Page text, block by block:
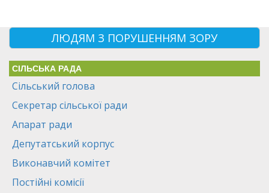
ЛЮДЯМ З ПОРУШЕННЯМ ЗОРУ
СІЛЬСЬКА РАДА
Сільський голова
Секретар сільської ради
Апарат ради
Депутатський корпус
Виконавчий комітет
Постійні комісії